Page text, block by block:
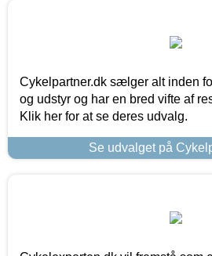
Cykelpartner.dk sælger alt inden
og udstyr og har en bred vifte af
Klik her for at se deres udvalg.
Se udvalget på